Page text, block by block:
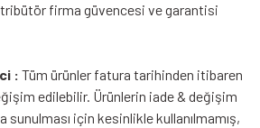
firma güvencesi ve garantisi
: Tüm ürünler fatura tarihinden itibaren
edilebilir. Ürünlerin iade & değişim
sunulması için kesinlikle kullanılmamış,